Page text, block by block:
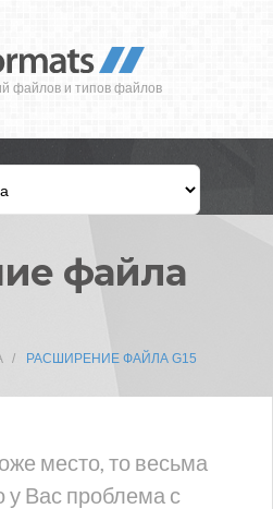
файлов и типов файлов
файла
РАСШИРЕНИЕ ФАЙЛА G15
место, то весьма
у Вас проблема с